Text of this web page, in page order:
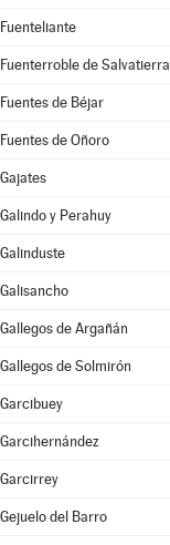
Fuenteliante
Fuenterroble de Salvatierra
Fuentes de Béjar
Fuentes de Oñoro
Gajates
Galindo y Perahuy
Galinduste
Galisancho
Gallegos de Argañán
Gallegos de Solmirón
Garcibuey
Garcihernández
Garcirrey
Gejuelo del Barro